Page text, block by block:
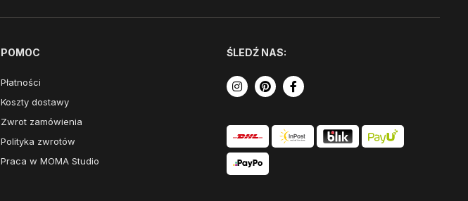
POMOC
Płatności
Koszty dostawy
Zwrot zamówienia
Polityka zwrotów
Praca w MOMA Studio
ŚLEDŹ NAS: